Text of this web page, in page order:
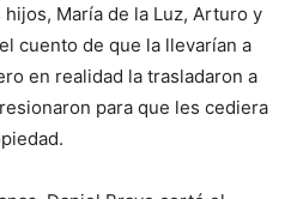
María de la Luz, Arturo y
cuento de que la llevarían a
en realidad la trasladaron a
para que les cediera